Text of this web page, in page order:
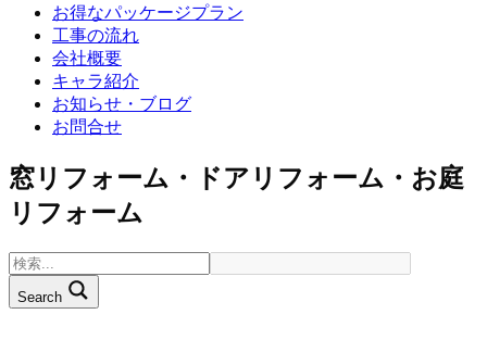
お得なパッケージプラン
工事の流れ
会社概要
キャラ紹介
お知らせ・ブログ
お問合せ
窓リフォーム・ドアリフォーム・お庭
リフォーム
Search